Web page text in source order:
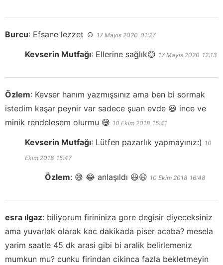
Burcu: Efsane lezzet ☺️ 17 Mayıs 2020 01:27
Kevserin Mutfağı: Ellerine sağlık😊 17 Mayıs 2020 12:13
Özlem: Kevser hanım yazmışsınız ama ben bi sormak
istedim kaşar peynir var sadece şuan evde 😃 ince ve
minik rendelesem olurmu 😅 10 Ekim 2018 15:41
Kevserin Mutfağı: Lütfen pazarlık yapmayınız:) 10
Ekim 2018 15:47
Özlem: 😅 😂 anlaşıldı 😃😃 10 Ekim 2018 16:48
esra ılgaz: biliyorum firininiza gore degisir diyeceksiniz
ama yuvarlak olarak kac dakikada piser acaba? mesela
yarim saatle 45 dk arasi gibi bi aralik belirlemeniz
mumkun mu? cunku firindan cikinca fazla bekletmeyin